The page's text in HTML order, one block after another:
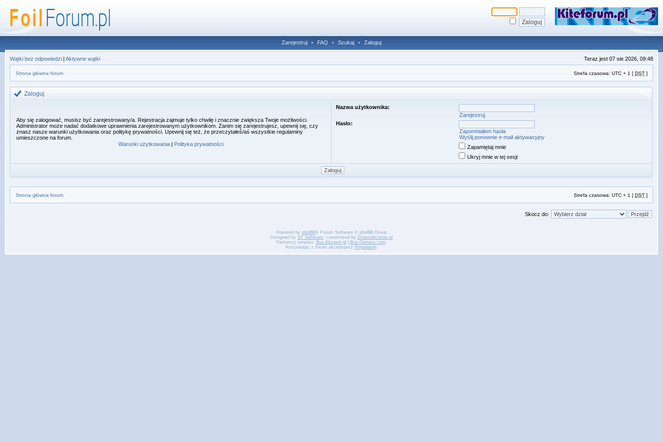
Zarejestruj • FAQ • Szukaj • Zaloguj
Wątki bez odpowiedzi | Aktywne wątki Teraz jest 07 sie 2026, 09:48
Strona główna forum Strefa czasowa: UTC + 1 [ DST ]
Zaloguj
Aby się zalogować, musisz być zarejestrowany/a. Rejestracja zajmuje tylko chwilę i znacznie zwiększa Twoje możliwości.
Administrator może nadać dodatkowe uprawnienia zarejestrowanym użytkownikom. Zanim się zarejestrujesz, upewnij się, czy
znasz nasze warunki użytkowania oraz politykę prywatności. Upewnij się też, że przeczytałeś/aś wszystkie regulaminy
umieszczone na forum.
Warunki użytkowania | Polityka prywatności
Nazwa użytkownika:
Zarejestruj
Hasło:
Zapomniałem hasła
Wyślij ponownie e-mail aktywacyjny
Zapamiętaj mnie
Ukryj mnie w tej sesji
Strona główna forum Strefa czasowa: UTC + 1 [ DST ]
Skocz do:
Powered by phpBB® Forum Software © phpBB Group
Designed by ST Software, customized by DziennikLotow.pl
Partnerzy serwisu: Bus-Ekspert.pl Bus-Owners.com .
Korzystając z forum akceptujesz Regulamin.